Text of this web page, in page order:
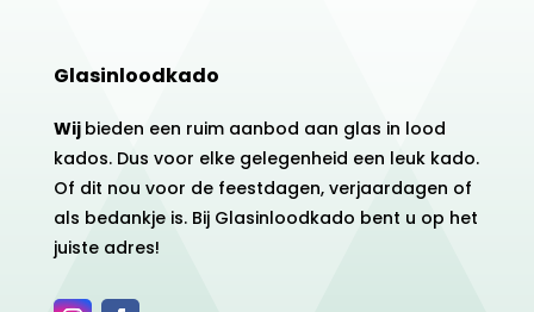
Glasinloodkado
Wij bieden een ruim aanbod aan glas in lood
kados. Dus voor elke gelegenheid een leuk kado.
Of dit nou voor de feestdagen, verjaardagen of
als bedankje is. Bij Glasinloodkado bent u op het
juiste adres!